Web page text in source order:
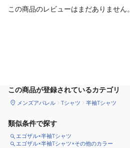
この商品のレビューはまだありません。
この商品が登録されているカテゴリ
メンズアパレル Tシャツ 半袖Tシャツ
類似条件で探す
エゴザル×半袖Tシャツ
エゴザル×半袖Tシャツ×その他のカラー